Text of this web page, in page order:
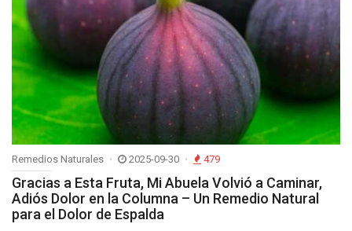
Remedios Naturales 2025-09-30 479
Gracias a Esta Fruta, Mi Abuela Volvió a Caminar,
Adiós Dolor en la Columna – Un Remedio Natural
para el Dolor de Espalda